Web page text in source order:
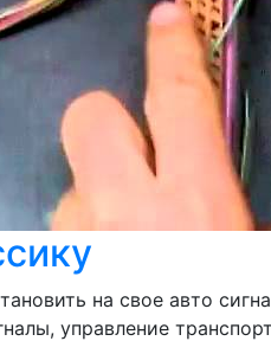
на свое авто
управление